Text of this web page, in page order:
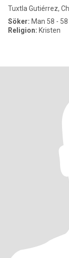
Tuxtla Gutiérrez,
Söker: Man 58 - 58
Religion: Kristen